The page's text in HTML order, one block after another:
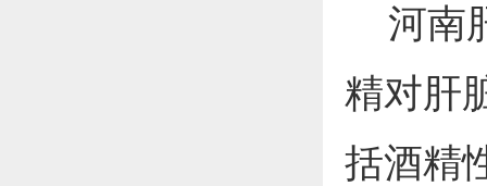
河南
精对肝
括酒精